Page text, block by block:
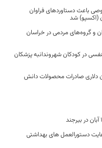
باعث دستاوردهای فراوان
(اکسپو) شد
و گروه‌های مردمی در خراسان
در کودکان شهروندانبه پزشکان
دلاری صادرات محصولات دانش
دستورالعمل های بهداشتی